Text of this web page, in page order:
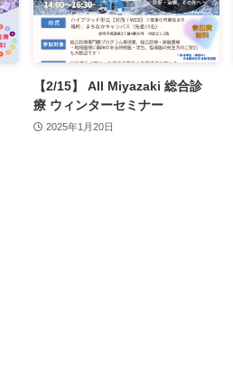
【2/15】 All Miyazaki 総合診
療 ウィンターセミナー
2025年1月20日